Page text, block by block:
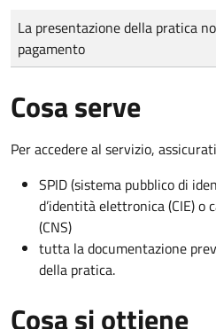
Tipo di pagamento
Importo
La presentazione della pratica
pagamento
Cosa serve
Per accedere al servizio,
SPID (sistema pubblico di
d’identità elettronica (CIE) o
(CNS)
tutta la documentazione
della pratica.
Cosa si ottiene